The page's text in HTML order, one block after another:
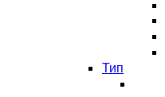
Тип